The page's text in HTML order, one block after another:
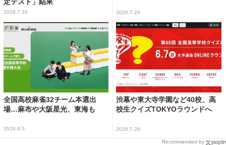
定テスト」結果
2026.7.16 2026.7.29
全国高校麻雀32チーム本選出
場…麻布や大阪星光、東海も
2026.8.5
渋幕や東大寺学園など40校、高
校生クイズTOKYOラウンドへ
2026.7.29
Recommended by